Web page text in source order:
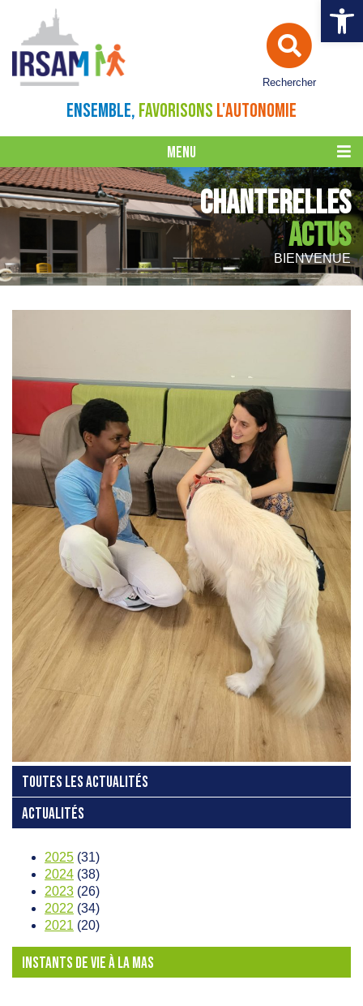
Ouvrir
Rechercher
ENSEMBLE, FAVORISONS L'AUTONOMIE
MENU
CHANTERELLES
ACTUS
BIENVENUE
TOUTES LES ACTUALITÉS
ACTUALITÉS
2025 (31)
2024 (38)
2023 (26)
2022 (34)
2021 (20)
INSTANTS DE VIE À LA MAS